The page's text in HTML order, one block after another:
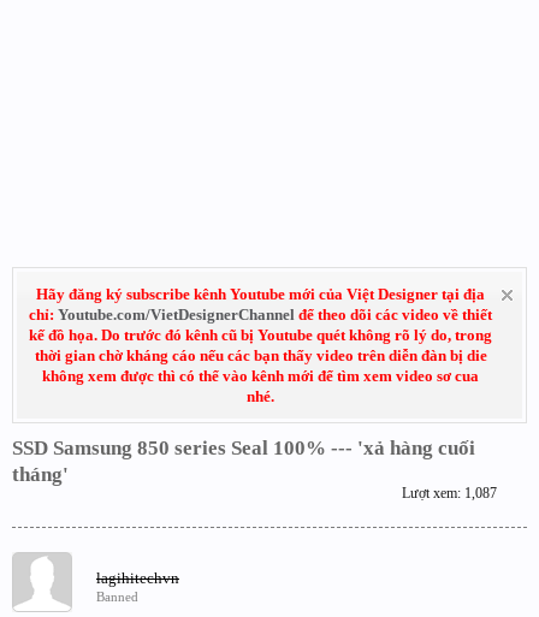
Hãy đăng ký subscribe kênh Youtube mới của Việt Designer tại địa
chỉ: Youtube.com/VietDesignerChannel để theo dõi các video về thiết
kế đồ họa. Do trước đó kênh cũ bị Youtube quét không rõ lý do, trong
thời gian chờ kháng cáo nếu các bạn thấy video trên diễn đàn bị die
không xem được thì có thể vào kênh mới để tìm xem video sơ cua
nhé.
SSD Samsung 850 series Seal 100% --- 'xả hàng cuối
tháng'
Lượt xem: 1,087
lagihitechvn
Banned